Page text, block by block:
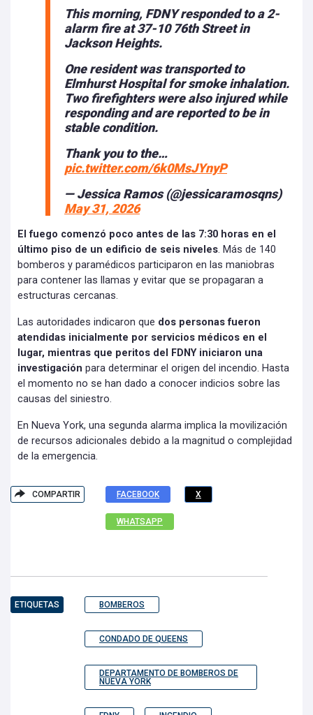
This morning, FDNY responded to a 2-
alarm fire at 37-10 76th Street in
Jackson Heights.
One resident was transported to
Elmhurst Hospital for smoke inhalation.
Two firefighters were also injured while
responding and are reported to be in
stable condition.
Thank you to the…
pic.twitter.com/6k0MsJYnyP
— Jessica Ramos (@jessicaramosqns)
May 31, 2026
El fuego comenzó poco antes de las 7:30 horas en el
último piso de un edificio de seis niveles. Más de 140
bomberos y paramédicos participaron en las maniobras
para contener las llamas y evitar que se propagaran a
estructuras cercanas.
Las autoridades indicaron que dos personas fueron
atendidas inicialmente por servicios médicos en el
lugar, mientras que peritos del FDNY iniciaron una
investigación para determinar el origen del incendio. Hasta
el momento no se han dado a conocer indicios sobre las
causas del siniestro.
En Nueva York, una segunda alarma implica la movilización
de recursos adicionales debido a la magnitud o complejidad
de la emergencia.
COMPARTIR FACEBOOK X
WHATSAPP
ETIQUETAS BOMBEROS
CONDADO DE QUEENS
DEPARTAMENTO DE BOMBEROS DE
NUEVA YORK